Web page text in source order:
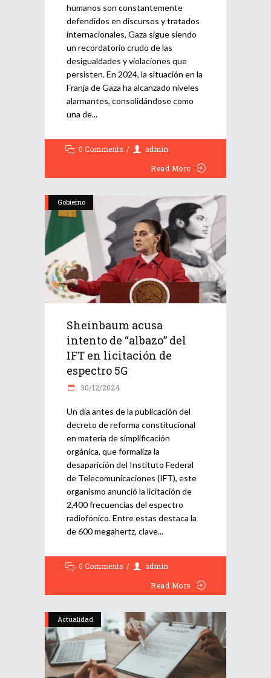
humanos son constantemente
defendidos en discursos y tratados
internacionales, Gaza sigue siendo
un recordatorio crudo de las
desigualdades y violaciones que
persisten. En 2024, la situación en la
Franja de Gaza ha alcanzado niveles
alarmantes, consolidándose como
una de
0 Comments
admin
Read More
Gobierno
Sheinbaum acusa
intento de “albazo” del
IFT en licitación de
espectro 5G
30/12/2024
Un día antes de la publicación del
decreto de reforma constitucional
en materia de simplificación
orgánica, que formaliza la
desaparición del Instituto Federal
de Telecomunicaciones (IFT), este
organismo anunció la licitación de
2,400 frecuencias del espectro
radiofónico. Entre estas destaca la
de 600 megahertz, clave
0 Comments
admin
Read More
Actualidad